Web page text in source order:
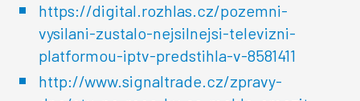
https://digital.rozhlas.cz/pozemni-
vysilani-zustalo-nejsilnejsi-televizni-
platformou-iptv-predstihla-v-8581411
http://www.signaltrade.cz/zpravy-